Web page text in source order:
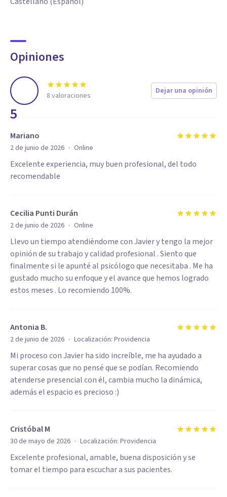
Opiniones
5
8 valoraciones Dejar una opinión
Mariano
2 de junio de 2026 · Online
Excelente experiencia, muy buen profesional, del todo
recomendable
Cecilia Punti Durán
2 de junio de 2026 · Online
Llevo un tiempo atendiéndome con Javier y tengo la mejor
opinión de su trabajo y calidad profesional . Siento que
finalmente si le apunté al psicólogo que necesitaba . Me ha
gustado mucho su enfoque y el avance que hemos logrado
estos meses . Lo recomiendo 100%.
Antonia B.
2 de junio de 2026 · Localización: Providencia
Mi proceso con Javier ha sido increíble, me ha ayudado a
superar cosas que no pensé que se podían. Recomiendo
atenderse presencial con él, cambia mucho la dinámica,
además el espacio es precioso :)
Cristóbal M
30 de mayo de 2026 · Localización: Providencia
Excelente profesional, amable, buena disposición y se
tomar el tiempo para escuchar a sus pacientes.